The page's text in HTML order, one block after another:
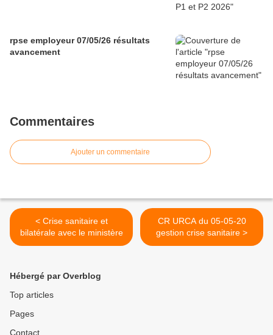
rpse employeur 07/05/26 résultats
avancement
Commentaires
Ajouter un commentaire
< Crise sanitaire et
bilatérale avec le ministère
CR URCA du 05-05-20
gestion crise sanitaire >
Hébergé par Overblog
Top articles
Pages
Contact